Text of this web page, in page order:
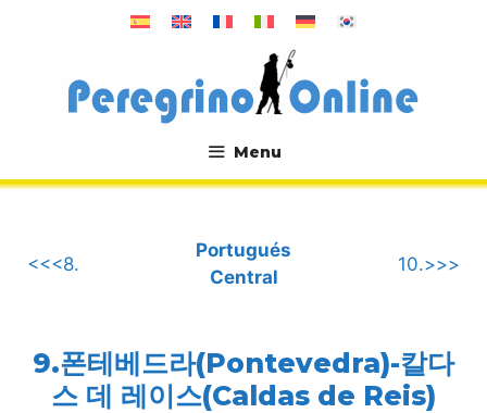
뛰
Menu
.
<<<8.
Portugués
Central
10.>>>
9.폰테베드라(Pontevedra)-칼다
스 데 레이스(Caldas de Reis)